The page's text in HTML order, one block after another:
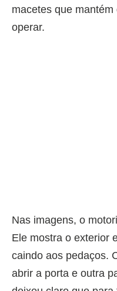
macetes que mantém
operar.
Nas imagens, o
Ele mostra o exterior
caindo aos pedaços.
abrir a porta e outra